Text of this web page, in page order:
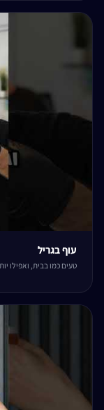
עוף בגריל
טעים כמו בבית, ואפילו